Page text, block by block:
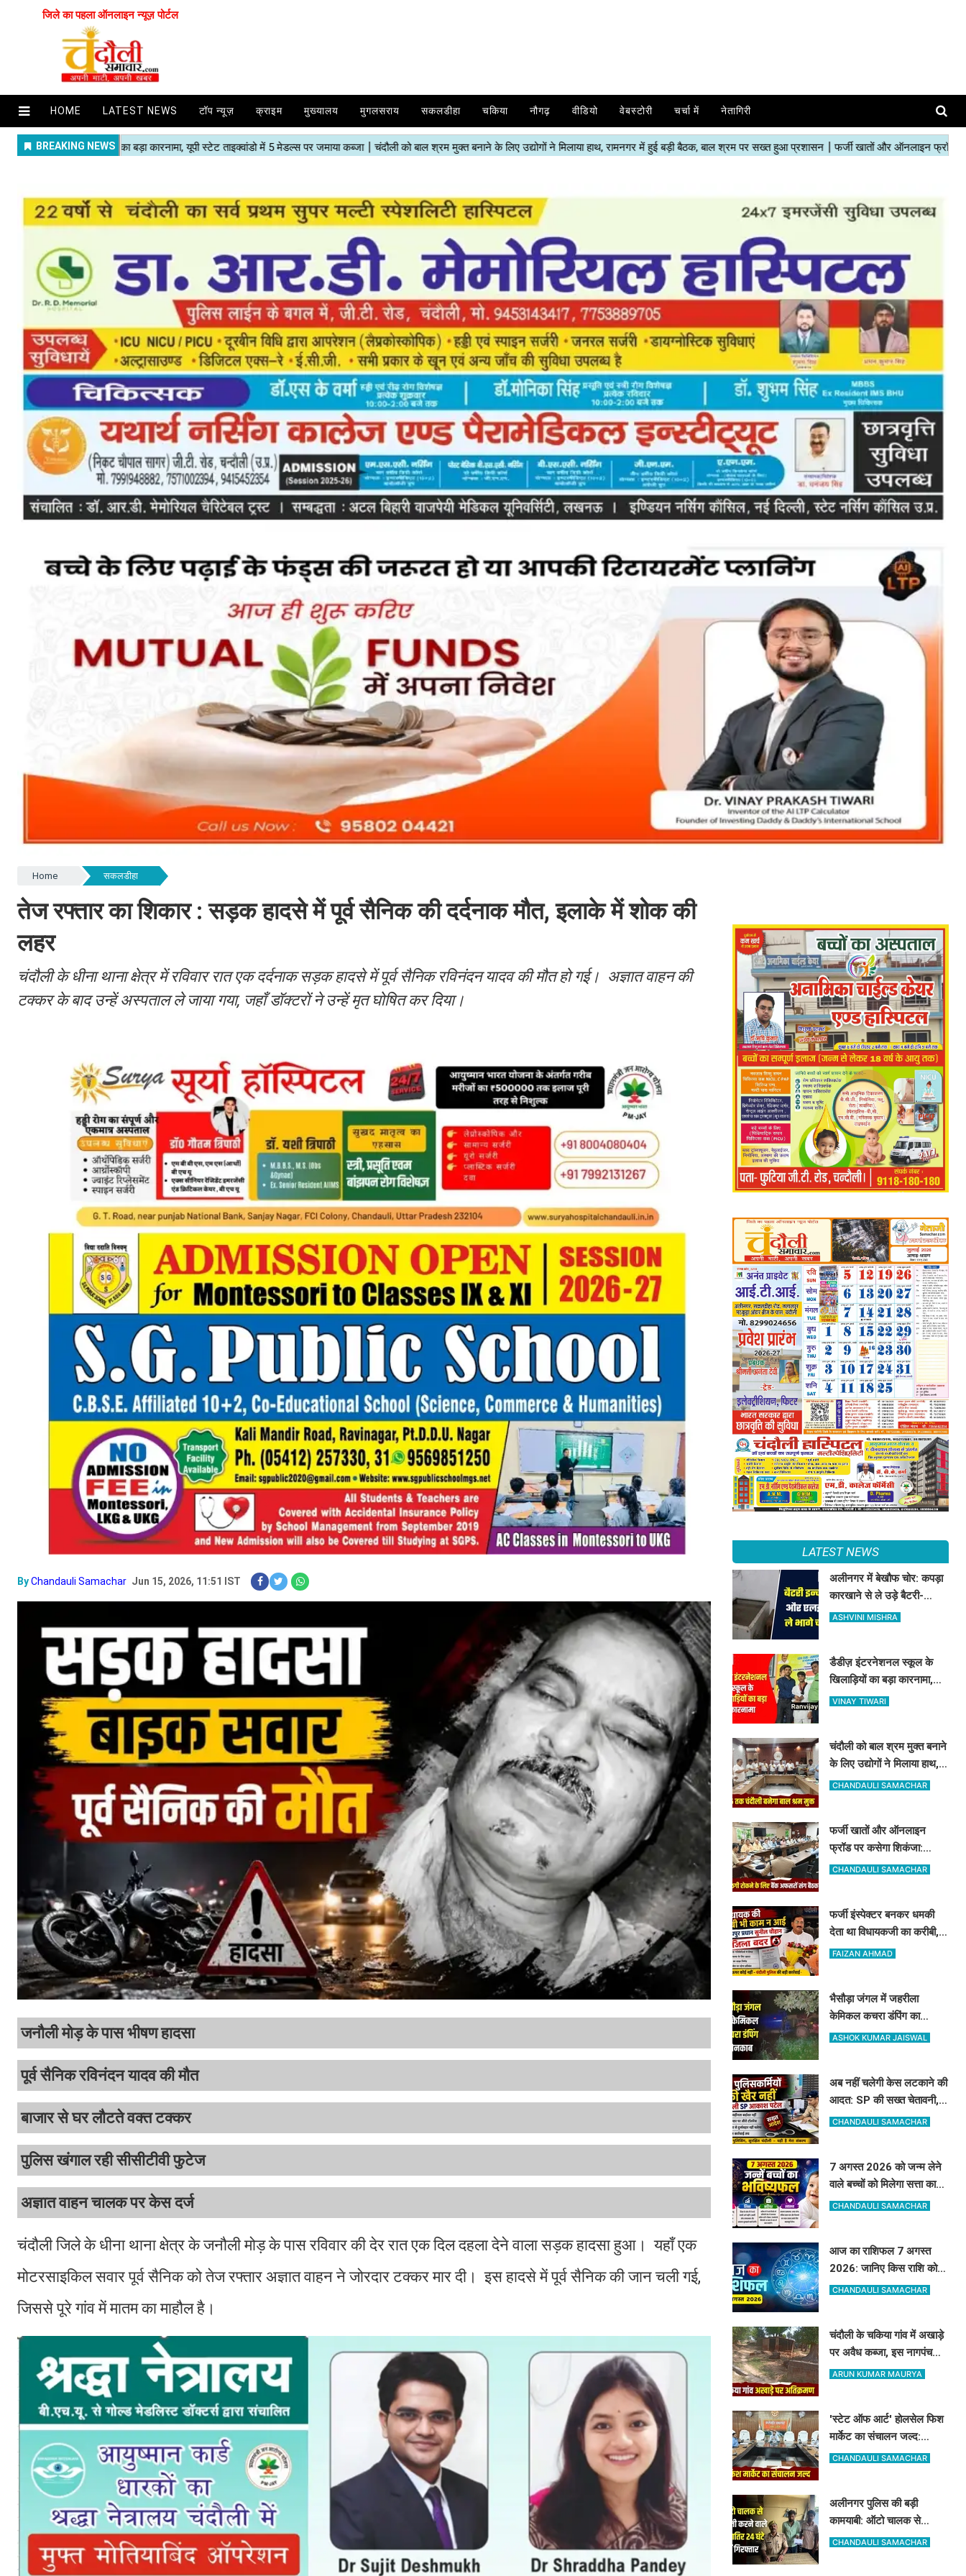
जिले का पहला ऑनलाइन न्यूज़ पोर्टल
HOME LATEST NEWS टॉप न्यूज़ क्राइम मुख्यालय मुगलसराय सकलडीहा चकिया नौगढ़ वीडियो वेबस्टोरी चर्चा में नेतागिरी
Home सकलडीहा
तेज रफ्तार का शिकार : सड़क हादसे में पूर्व सैनिक की दर्दनाक मौत, इलाके में शोक की
लहर
चंदौली के धीना थाना क्षेत्र में रविवार रात एक दर्दनाक सड़क हादसे में पूर्व सैनिक रविनंदन यादव की मौत हो गई। अज्ञात वाहन की
टक्कर के बाद उन्हें अस्पताल ले जाया गया, जहाँ डॉक्टरों ने उन्हें मृत घोषित कर दिया।
ByChandauli Samachar Jun 15, 2026, 11:51 IST
जनौली मोड़ के पास भीषण हादसा
पूर्व सैनिक रविनंदन यादव की मौत
बाजार से घर लौटते वक्त टक्कर
पुलिस खंगाल रही सीसीटीवी फुटेज
अज्ञात वाहन चालक पर केस दर्ज
चंदौली जिले के धीना थाना क्षेत्र के जनौली मोड़ के पास रविवार की देर रात एक दिल दहला देने वाला सड़क हादसा हुआ। यहाँ एक
मोटरसाइकिल सवार पूर्व सैनिक को तेज रफ्तार अज्ञात वाहन ने जोरदार टक्कर मार दी। इस हादसे में पूर्व सैनिक की जान चली गई,
जिससे पूरे गांव में मातम का माहौल है।
LATEST NEWS
अलीनगर में बेखौफ चोर: कपड़ा
कारखाने से ले उड़े बैटरी-
इन्वर्टर और LED, व्यापारियों में
ASHVINI MISHRA
डैडीज़ इंटरनेशनल स्कूल के
खिलाड़ियों का बड़ा कारनामा,
यूपी स्टेट ताइक्वांडो में 5 मेडल्स
VINAY TIWARI
चंदौली को बाल श्रम मुक्त बनाने
के लिए उद्योगों ने मिलाया हाथ,
रामनगर में हुई बड़ी बैठक, बाल
CHANDAULI SAMACHAR
फर्जी खातों और ऑनलाइन
फ्रॉड पर कसेगा शिकंजा:
चंदौली पुलिस कप्तान ने बैंक
CHANDAULI SAMACHAR
फर्जी इंस्पेक्टर बनकर धमकी
देता था विधायकजी का करीबी,
अब DM और SP ने अमोघपुर
FAIZAN AHMAD
भैसौड़ा जंगल में जहरीला
केमिकल कचरा डंपिंग का
खुलासा: रिलायंस कंपनी पर वन
ASHOK KUMAR JAISWAL
अब नहीं चलेगी केस लटकाने की
आदत: SP की सख्त चेतावनी, 4
विवेचकों के खिलाफ जांच शुरू,
CHANDAULI SAMACHAR
7 अगस्त 2026 को जन्म लेने
वाले बच्चों को मिलेगा सत्ता का
सुख, बच्चों पर मेहरबान रहेंगे
CHANDAULI SAMACHAR
आज का राशिफल 7 अगस्त
2026: जानिए किस राशि को
मिलेगा अधिकारियों का साथ और
CHANDAULI SAMACHAR
चंदौली के चकिया गांव में अखाड़े
पर अवैध कब्जा, इस नागपंचमी
भी सूना रहेगा पारंपरिक खेल का
ARUN KUMAR MAURYA
'स्टेट ऑफ आर्ट' होलसेल फिश
मार्केट का संचालन जल्द:
पूर्वांचल के 7 जिलों के किसान
CHANDAULI SAMACHAR
अलीनगर पुलिस की बड़ी
कामयाबी: ऑटो चालक से
मोबाइल व ईयरफोन छीनने वाले
CHANDAULI SAMACHAR